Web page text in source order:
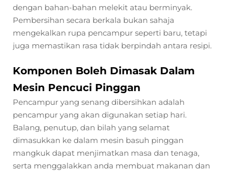
dengan bahan-bahan melekit atau berminyak.
Pembersihan secara berkala bukan sahaja
mengekalkan rupa pencampur seperti baru, tetapi
juga memastikan rasa tidak berpindah antara resipi.
Komponen Boleh Dimasak Dalam
Mesin Pencuci Pinggan
Pencampur yang senang dibersihkan adalah
pencampur yang akan digunakan setiap hari.
Balang, penutup, dan bilah yang selamat
dimasukkan ke dalam mesin basuh pinggan
mangkuk dapat menjimatkan masa dan tenaga,
serta menggalakkan anda membuat makanan dan